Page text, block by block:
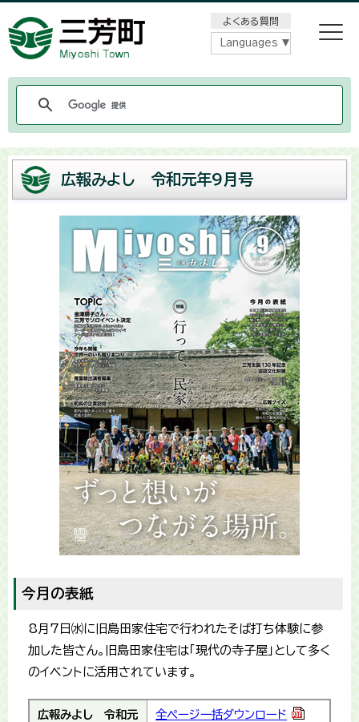
よくある質問
Languages
広報みよし 令和元年9月号
今月の表紙
8月7日㈬に旧島田家住宅で行われたそば打ち体験に参
加した皆さん。旧島田家住宅は「現代の寺子屋」として多く
のイベントに活用されています。
広報みよし 令和元
全ページ一括ダウンロード